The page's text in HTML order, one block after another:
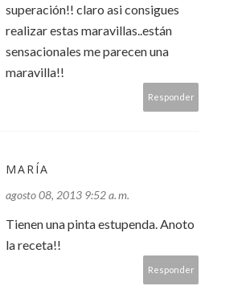
superación!! claro asi consigues
realizar estas maravillas..están
sensacionales me parecen una
maravilla!!
Responder
MARÍA
agosto 08, 2013 9:52 a. m.
Tienen una pinta estupenda. Anoto
la receta!!
Responder